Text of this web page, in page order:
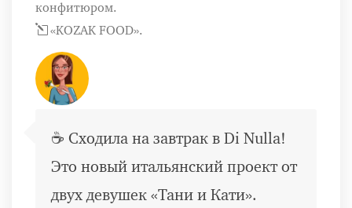
конфитюром.
«KOZAK FOOD».
☕️ Сходила на завтрак в Di Nulla!
Это новый итальянский проект от
двух девушек «Тани и Кати».